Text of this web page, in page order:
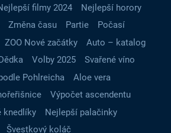
filmy 2024
Nejlepší horory
Změna času Partie
Počasí
ZOO Nové začátky
Auto – katalog
Volby 2025
Svařené víno
Pohlreicha
Aloe vera
Výpočet ascendentu
knedlíky
Nejlepší palačinky
Švestkový koláč